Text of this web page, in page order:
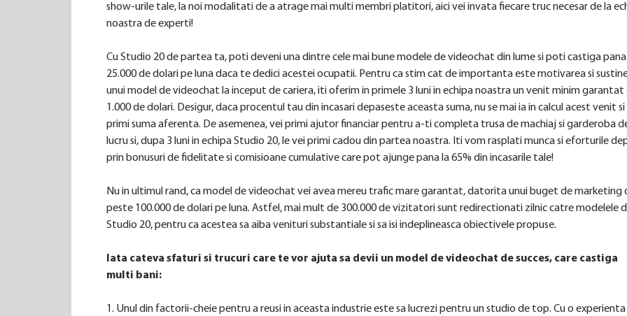
show-urile tale, la noi modalitati de a atrage mai multi membri platitori, aici vei invata fiecare truc necesar de la
noastra de experti!
Cu Studio 20 de partea ta, poti deveni una dintre cele mai bune modele de videochat din lume si poti castiga
25.000 de dolari pe luna daca te dedici acestei ocupatii. Pentru ca stim cat de importanta este motivarea si
unui model de videochat la inceput de cariera, iti oferim in primele 3 luni in echipa noastra un venit minim garantat
1.000 de dolari. Desigur, daca procentul tau din incasari depaseste aceasta suma, nu se mai ia in calcul acest venit si
primi suma aferenta. De asemenea, vei primi ajutor financiar pentru a-ti completa trusa de machiaj si garderoba
lucru si, dupa 3 luni in echipa Studio 20, le vei primi cadou din partea noastra. Iti vom rasplati munca si eforturile
prin bonusuri de fidelitate si comisioane cumulative care pot ajunge pana la 65% din incasarile tale!
Nu in ultimul rand, ca model de videochat vei avea mereu trafic mare garantat, datorita unui buget de marketing
peste 100.000 de dolari pe luna. Astfel, mai mult de 300.000 de vizitatori sunt redirectionati zilnic catre modelele
Studio 20, pentru ca acestea sa aiba venituri substantiale si sa isi indeplineasca obiectivele propuse.
Iata cateva sfaturi si trucuri care te vor ajuta sa devii un model de videochat de succes, care castiga
multi bani:
1. Unul din factorii-cheie pentru a reusi in aceasta industrie este sa lucrezi pentru un studio de top. Cu o